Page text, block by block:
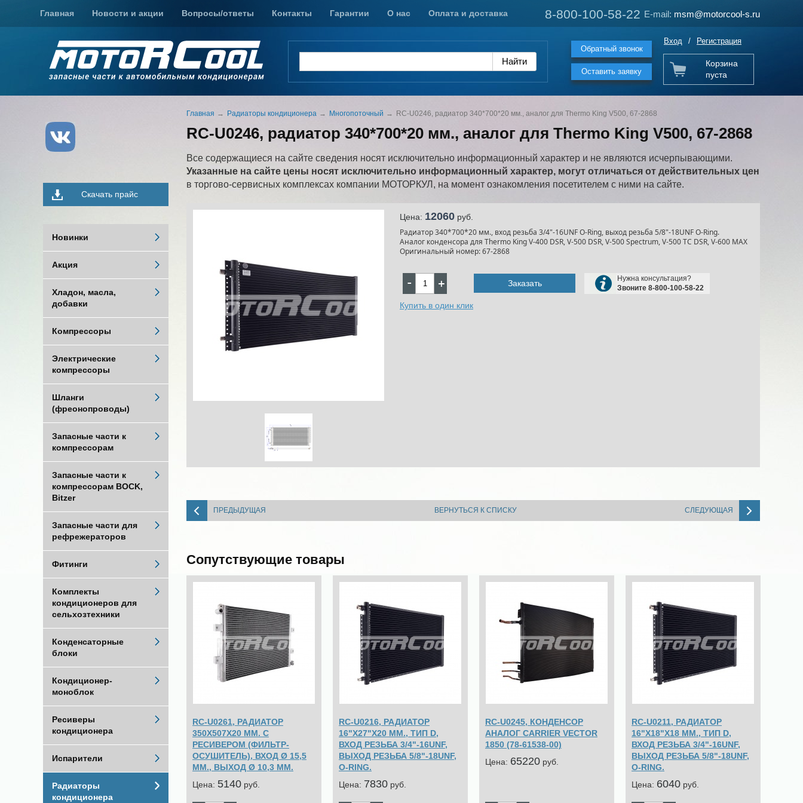
8-800-100-58-22 E-mail: msm@motorcool-s.ru
Обратный звонок
Оставить заявку
8-800-100-58-22 E-mail: msm@motorcool-s.ru
Главная Новости и акции Вопросы/ответы Контакты Гарантии О нас Оплата и доставка
Вход / Регистрация
Корзина
пуста
Главная Радиаторы кондиционера Многопоточный RC-U0246, радиатор 340*700*20 мм., аналог для Thermo King V500, 67-2868
RC-U0246, радиатор 340*700*20 мм., аналог для Thermo King V500, 67-2868
Все содержащиеся на сайте сведения носят исключительно информационный характер и не являются исчерпывающими.
Указанные на сайте цены носят исключительно информационный характер, могут отличаться от действительных цен
в торгово-сервисных комплексах компании МОТОРКУЛ, на момент ознакомления посетителем с ними на сайте.
Цена: 12060 pуб.
Радиатор 340*700*20 мм., вход резьба 3/4"-16UNF O-Ring, выход резьба 5/8"-18UNF O-Ring.
Аналог конденсора для Thermo King V-400 DSR, V-500 DSR, V-500 Spectrum, V-500 TC DSR, V-600 MAX
Оригинальный номер: 67-2868
Заказать
Нужна консультация?
Звоните 8-800-100-58-22
Купить в один клик
ПРЕДЫДУЩАЯ ВЕРНУТЬСЯ К СПИСКУ СЛЕДУЮЩАЯ
Сопутствующие товары
RC-U0261, РАДИАТОР
350Х507Х20 ММ. С
РЕСИВЕРОМ (ФИЛЬТР-
ОСУШИТЕЛЬ), ВХОД Ø 15,5
ММ., ВЫХОД Ø 10,3 ММ.
Цена: 5140 pуб.
RC-U0216, РАДИАТОР
16"Х27"Х20 ММ., ТИП D,
ВХОД РЕЗЬБА 3/4"-16UNF,
ВЫХОД РЕЗЬБА 5/8"-18UNF,
O-RING.
Цена: 7830 pуб.
RC-U0245, КОНДЕНСОР
АНАЛОГ CARRIER VECTOR
1850 (78-61538-00)
Цена: 65220 pуб.
RC-U0211, РАДИАТОР
16"Х18"Х18 ММ., ТИП D,
ВХОД РЕЗЬБА 3/4"-16UNF,
ВЫХОД РЕЗЬБА 5/8"-18UNF,
O-RING.
Цена: 6040 pуб.
Скачать прайс
Новинки
Акция
Хладон, масла,
добавки
Компрессоры
Электрические
компрессоры
Шланги
(фреонопроводы)
Запасные части к
компрессорам
Запасные части к
компрессорам BOCK,
Bitzer
Запасные части для
рефрежераторов
Фитинги
Комплекты
кондиционеров для
сельхозтехники
Конденсаторные
блоки
Кондиционер-
моноблок
Ресиверы
кондиционера
Испарители
Радиаторы
кондиционера